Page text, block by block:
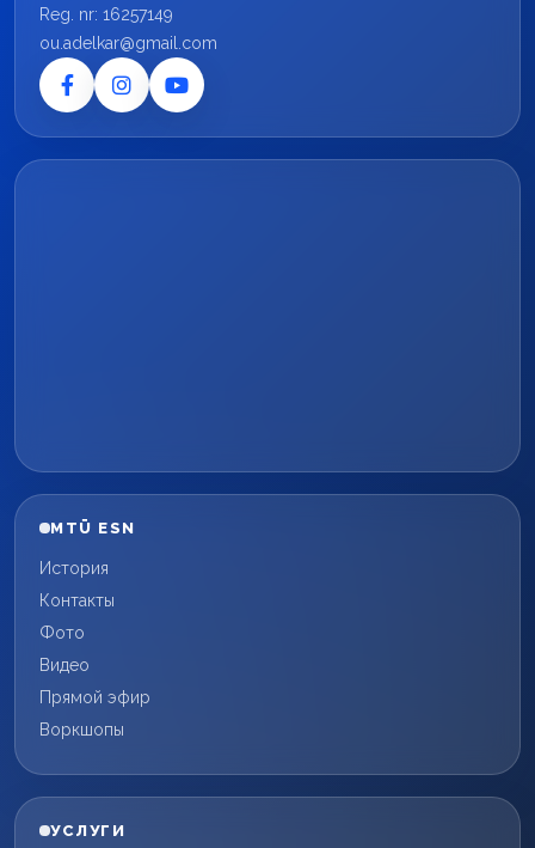
Reg. nr: 16257149
ou.adelkar@gmail.com
MTÜ ESN
История
Контакты
Фото
Видео
Прямой эфир
Воркшопы
УСЛУГИ